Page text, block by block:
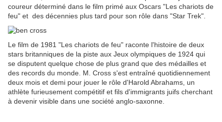
coureur déterminé dans le film primé aux Oscars "Les chariots de
feu" et des décennies plus tard pour son rôle dans "Star Trek".
Le film de 1981 "Les chariots de feu" raconte l'histoire de deux
stars britanniques de la piste aux Jeux olympiques de 1924 qui
se disputent quelque chose de plus grand que des médailles et
des records du monde. M. Cross s'est entraîné quotidiennement
deux mois et demi pour jouer le rôle d'Harold Abrahams, un
athlète furieusement compétitif et fils d'immigrants juifs cherchant
à devenir visible dans une société anglo-saxonne.